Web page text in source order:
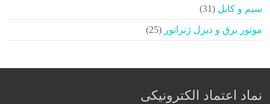
سیم و کابل
31
31
موتور برق و دیزل ژنراتور 25
25
نماد اعتماد الکترونیکی